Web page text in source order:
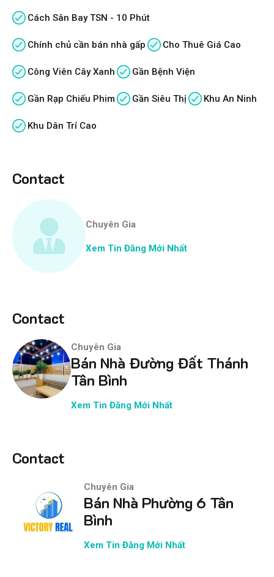
Cách Sân Bay TSN - 10 Phút
Chính chủ cần bán nhà gấp Cho Thuê Giá Cao
Công Viên Cây Xanh Gần Bệnh Viện
Gần Rạp Chiếu Phim Gần Siêu Thị Khu An Ninh
Khu Dân Trí Cao
Contact
Chuyên Gia
Xem Tin Đăng Mới Nhất
Contact
Chuyên Gia
Bán Nhà Đường Đất Thánh
Tân Bình
Xem Tin Đăng Mới Nhất
Contact
Chuyên Gia
Bán Nhà Phường 6 Tân
Bình
Xem Tin Đăng Mới Nhất